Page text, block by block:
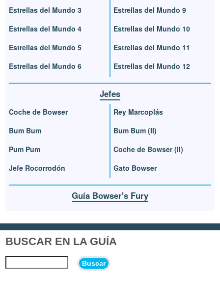
Estrellas del Mundo 3
Estrellas del Mundo 4
Estrellas del Mundo 5
Estrellas del Mundo 6
Estrellas del Mundo 9
Estrellas del Mundo 10
Estrellas del Mundo 11
Estrellas del Mundo 12
Jefes
Coche de Bowser
Bum Bum
Pum Pum
Jefe Rocorrodón
Rey Marcoplás
Bum Bum (II)
Coche de Bowser (II)
Gato Bowser
Guía Bowser's Fury
BUSCAR EN LA GUÍA
Buscar